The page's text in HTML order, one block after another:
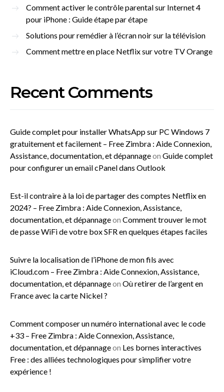
Comment activer le contrôle parental sur Internet 4
pour iPhone : Guide étape par étape
Solutions pour remédier à l’écran noir sur la télévision
Comment mettre en place Netflix sur votre TV Orange
Recent Comments
Guide complet pour installer WhatsApp sur PC Windows 7
gratuitement et facilement – Free Zimbra : Aide Connexion,
Assistance, documentation, et dépannageon Guide complet
pour configurer un email cPanel dans Outlook
Est-il contraire à la loi de partager des comptes Netflix en
2024? – Free Zimbra : Aide Connexion, Assistance,
documentation, et dépannageon Comment trouver le mot
de passe WiFi de votre box SFR en quelques étapes faciles
Suivre la localisation de l’iPhone de mon fils avec
iCloud.com – Free Zimbra : Aide Connexion, Assistance,
documentation, et dépannageon Où retirer de l’argent en
France avec la carte Nickel ?
Comment composer un numéro international avec le code
+33 – Free Zimbra : Aide Connexion, Assistance,
documentation, et dépannageon Les bornes interactives
Free : des alliées technologiques pour simplifier votre
expérience !